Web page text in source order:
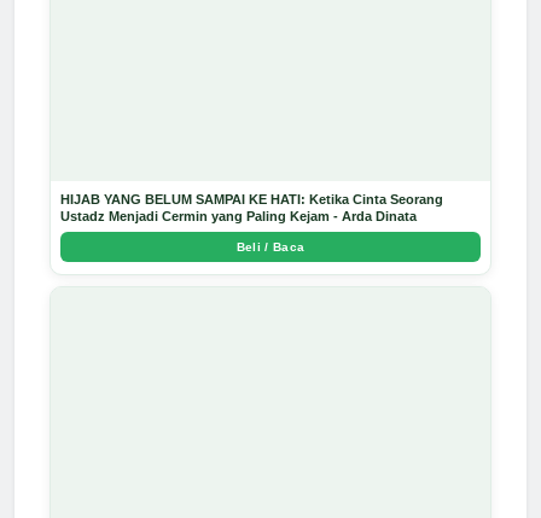
HIJAB YANG BELUM SAMPAI KE HATI: Ketika Cinta Seorang
Ustadz Menjadi Cermin yang Paling Kejam - Arda Dinata
Beli / Baca